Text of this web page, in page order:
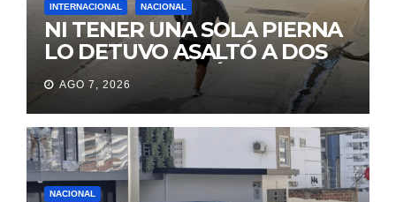
INTERNACIONAL NACIONAL
NI TENER UNA SOLA PIERNA
LO DETUVO ASALTÓ A DOS
MUJERES Y HUYÓ
BRINCANDO.
AGO 7, 2026
NACIONAL